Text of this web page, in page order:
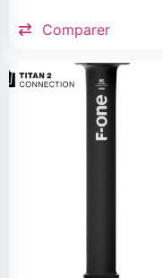
Comparer